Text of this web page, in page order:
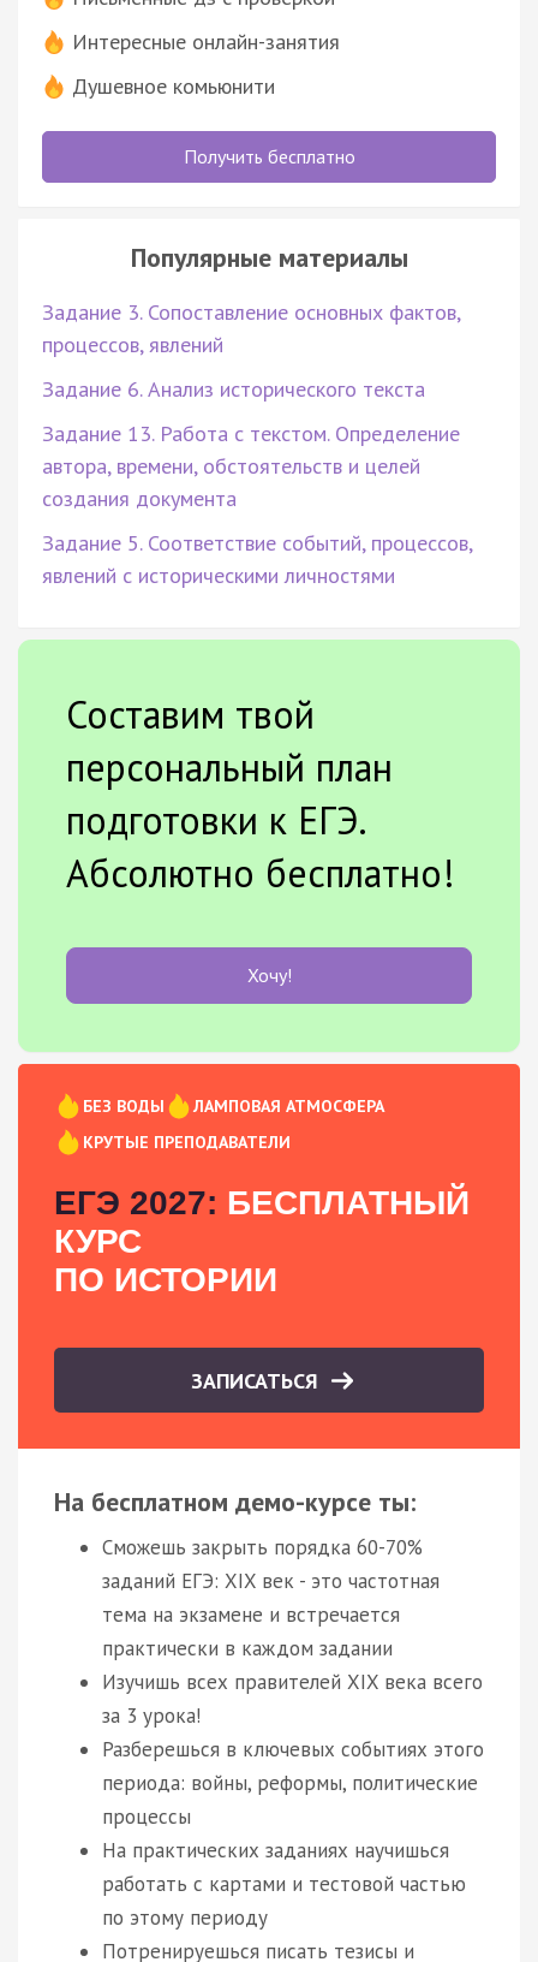
Интересные онлайн-занятия
Душевное комьюнити
Получить бесплатно
Популярные материалы
Задание 3. Сопоставление основных фактов,
процессов, явлений
Задание 6. Анализ исторического текста
Задание 13. Работа с текстом. Определение
автора, времени, обстоятельств и целей
создания документа
Задание 5. Соответствие событий, процессов,
явлений с историческими личностями
Составим твой
персональный план
подготовки к ЕГЭ.
Абсолютно бесплатно!
Хочу!
БЕЗ ВОДЫ
ЛАМПОВАЯ АТМОСФЕРА
КРУТЫЕ ПРЕПОДАВАТЕЛИ
ЕГЭ 2027: БЕСПЛАТНЫЙ
КУРС
ПО ИСТОРИИ
ЗАПИСАТЬСЯ
На бесплатном демо-курсе ты:
Сможешь закрыть порядка 60-70%
заданий ЕГЭ: XIX век - это частотная
тема на экзамене и встречается
практически в каждом задании
Изучишь всех правителей XIX века всего
за 3 урока!
Разберешься в ключевых событиях этого
периода: войны, реформы, политические
процессы
На практических заданиях научишься
работать с картами и тестовой частью
по этому периоду
Потренируешься писать тезисы и